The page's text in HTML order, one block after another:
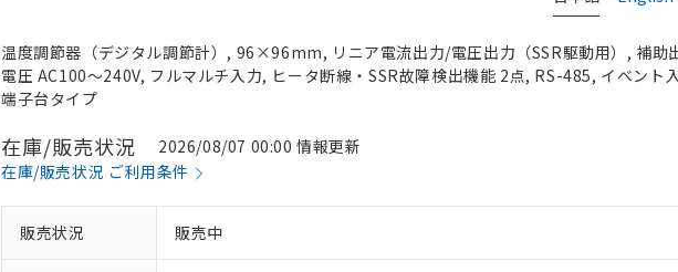
温度調節器（デジタル調節計）, 96×96mm, リニア電流出力/電圧出力（SSR駆動用）, 補助
電圧 AC100～240V, フルマルチ入力, ヒータ断線・SSR故障検出機能 2点, RS-485, イベント
端子台タイプ
在庫/販売状況
2026/08/07 00:00 情報更新
在庫/販売状況 ご利用条件
販売状況 販売中